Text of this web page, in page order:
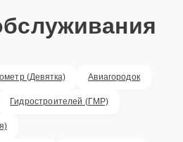
(Девятка) Авиагородок
Гидростроителей (ГМР)